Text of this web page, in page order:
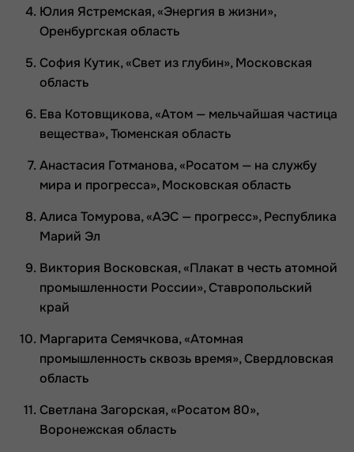
Юлия Ястремская, «Энергия в жизни»,
Оренбургская область
София Кутик, «Свет из глубин», Московская
область
Ева Котовщикова, «Атом — мельчайшая частица
вещества», Тюменская область
Анастасия Готманова, «Росатом — на службу
мира и прогресса», Московская область
Алиса Томурова, «АЭС — прогресс», Республика
Марий Эл
Виктория Восковская, «Плакат в честь атомной
промышленности России», Ставропольский
край
Маргарита Семячкова, «Атомная
промышленность сквозь время», Свердловская
область
Светлана Загорская, «Росатом 80»,
Воронежская область